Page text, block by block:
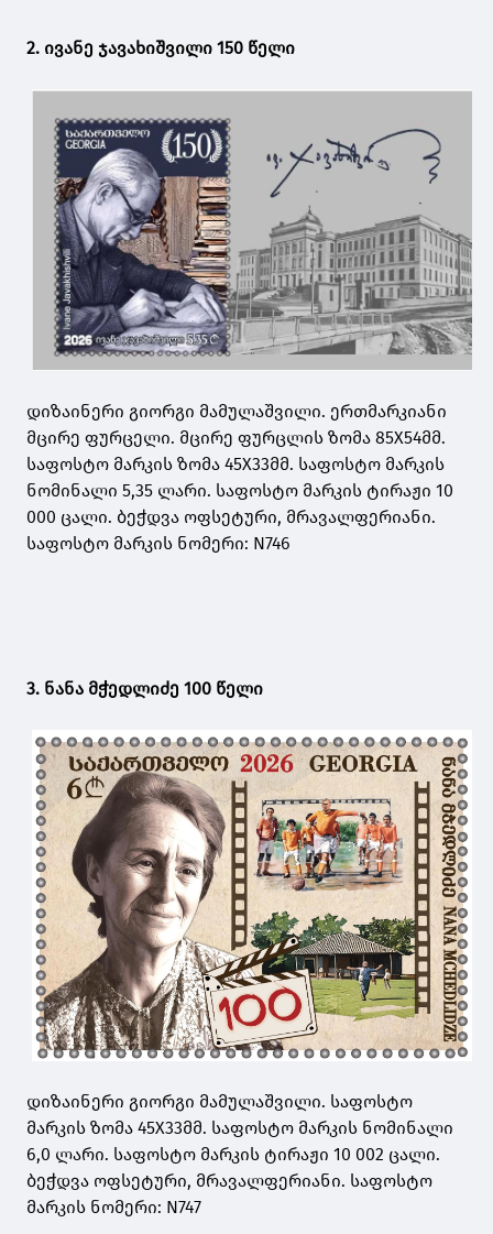
2. ივანე ჯავახიშვილი 150 წელი
დიზაინერი გიორგი მამულაშვილი. ერთმარკიანი
მცირე ფურცელი. მცირე ფურცლის ზომა 85X54მმ.
საფოსტო მარკის ზომა 45X33მმ. საფოსტო მარკის
ნომინალი 5,35 ლარი. საფოსტო მარკის ტირაჟი 10
000 ცალი. ბეჭდვა ოფსეტური, მრავალფერიანი.
საფოსტო მარკის ნომერი: N746
3. ნანა მჭედლიძე 100 წელი
დიზაინერი გიორგი მამულაშვილი. საფოსტო
მარკის ზომა 45X33მმ. საფოსტო მარკის ნომინალი
6,0 ლარი. საფოსტო მარკის ტირაჟი 10 002 ცალი.
ბეჭდვა ოფსეტური, მრავალფერიანი. საფოსტო
მარკის ნომერი: N747